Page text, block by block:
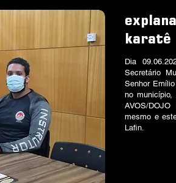
karatê
Dia
Secretário
Senhor
no
AVOS/
mesmo e
Lafin.